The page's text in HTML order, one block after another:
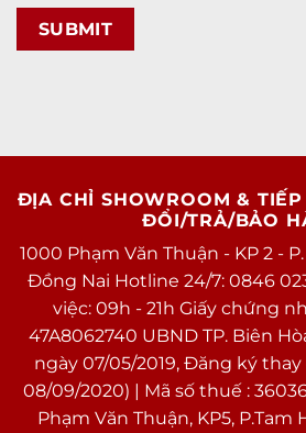
ĐỊA CHỈ SHOWROOM &
ĐỔI/TRẢ/BẢO
1000 Phạm Văn Thuận - KP 2 -
Đồng Nai Hotline 24/7: 0846
việc: 09h - 21h Giấy chứng
47A8062740 UBND TP. Biên
ngày 07/05/2019, Đăng ký
08/09/2020) | Mã số thuế :
Phạm Văn Thuận, KP5, P.Tam